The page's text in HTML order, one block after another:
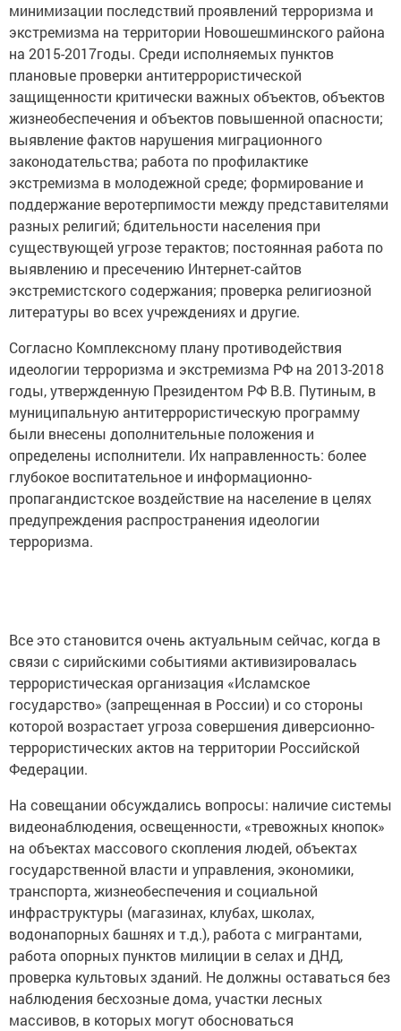
минимизации последствий проявлений терроризма и
экстремизма на территории Новошешминского района
на 2015-2017годы. Среди исполняемых пунктов
плановые проверки антитеррористической
защищенности критически важных объектов, объектов
жизнеобеспечения и объектов повышенной опасности;
выявление фактов нарушения миграционного
законодательства; работа по профилактике
экстремизма в молодежной среде; формирование и
поддержание веротерпимости между представителями
разных религий; бдительности населения при
существующей угрозе терактов; постоянная работа по
выявлению и пресечению Интернет-сайтов
экстремистского содержания; проверка религиозной
литературы во всех учреждениях и другие.
Согласно Комплексному плану противодействия
идеологии терроризма и экстремизма РФ на 2013-2018
годы, утвержденную Президентом РФ В.В. Путиным, в
муниципальную антитеррористическую программу
были внесены дополнительные положения и
определены исполнители. Их направленность: более
глубокое воспитательное и информационно-
пропагандистское воздействие на население в целях
предупреждения распространения идеологии
терроризма.
Все это становится очень актуальным сейчас, когда в
связи с сирийскими событиями активизировалась
террористическая организация «Исламское
государство» (запрещенная в России) и со стороны
которой возрастает угроза совершения диверсионно-
террористических актов на территории Российской
Федерации.
На совещании обсуждались вопросы: наличие системы
видеонаблюдения, освещенности, «тревожных кнопок»
на объектах массового скопления людей, объектах
государственной власти и управления, экономики,
транспорта, жизнеобеспечения и социальной
инфраструктуры (магазинах, клубах, школах,
водонапорных башнях и т.д.), работа с мигрантами,
работа опорных пунктов милиции в селах и ДНД,
проверка культовых зданий. Не должны оставаться без
наблюдения бесхозные дома, участки лесных
массивов, в которых могут обосноваться